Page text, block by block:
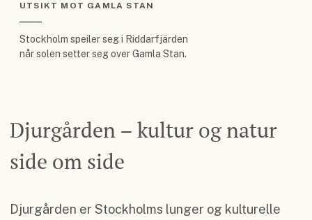
UTSIKT MOT GAMLA STAN
Stockholm speiler seg i Riddarfjärden
når solen setter seg over Gamla Stan.
Djurgården – kultur og natur
side om side
Djurgården er Stockholms lunger og kulturelle